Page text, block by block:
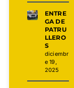
ENTRE
GA DE
PATRU
LLERO
S
diciembr
e 19,
2025